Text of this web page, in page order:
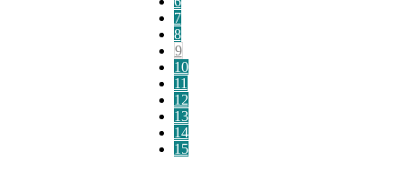
7
8
9
10
11
12
13
14
15